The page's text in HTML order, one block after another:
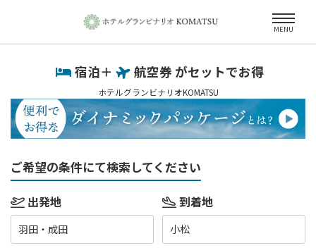
MENU
宿泊＋ 航空券 がセットでお得
ホテルグランビナリオKOMATSU
ご希望の条件にて検索してください
出発地
羽田・成田
到着地
小松